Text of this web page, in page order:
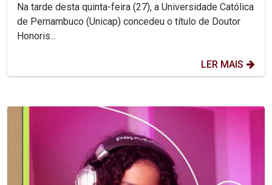
Na tarde desta quinta-feira (27), a Universidade Católica
de Pernambuco (Unicap) concedeu o título de Doutor
Honoris...
LER MAIS